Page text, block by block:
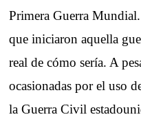
Primera Guerra
que iniciaron aquella
real de cómo sería. A
ocasionadas por el uso
la Guerra Civil